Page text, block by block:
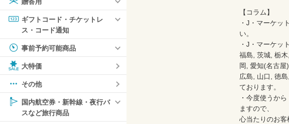
ギフトコード・チケットレ
ス・コード通知
事前予約可能商品
大特価
その他
国内航空券・新幹線・夜行バ
スなど旅行商品
【コラム】
・J・マーケッ
い。
・J・マーケッ
福島, 茨城, 栃
岡, 愛知(名古
広島, 山口, 徳
ております。
・今度使うか
ますので、
心当たりのお客